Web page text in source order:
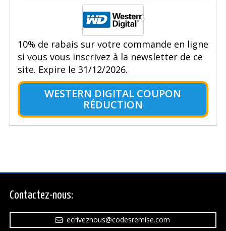
10% de rabais sur votre commande en ligne
si vous vous inscrivez à la newsletter de ce
site. Expire le 31/12/2026.
WESTERN DIGITAL COUPON
RÉDUCTION
Contactez-nous:
ecriveznous@codesremise.com